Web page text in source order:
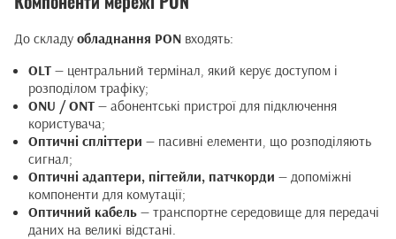
До складу обладнання PON входять:
OLT — центральний термінал, який керує доступом і
розподілом трафіку;
ONU / ONT — абонентські пристрої для підключення
користувача;
Оптичні спліттери — пасивні елементи, що розподіляють
сигнал;
Оптичні адаптери, пігтейли, патчкорди — допоміжні
компоненти для комутації;
Оптичний кабель — транспортне середовище для передачі
даних на великі відстані.